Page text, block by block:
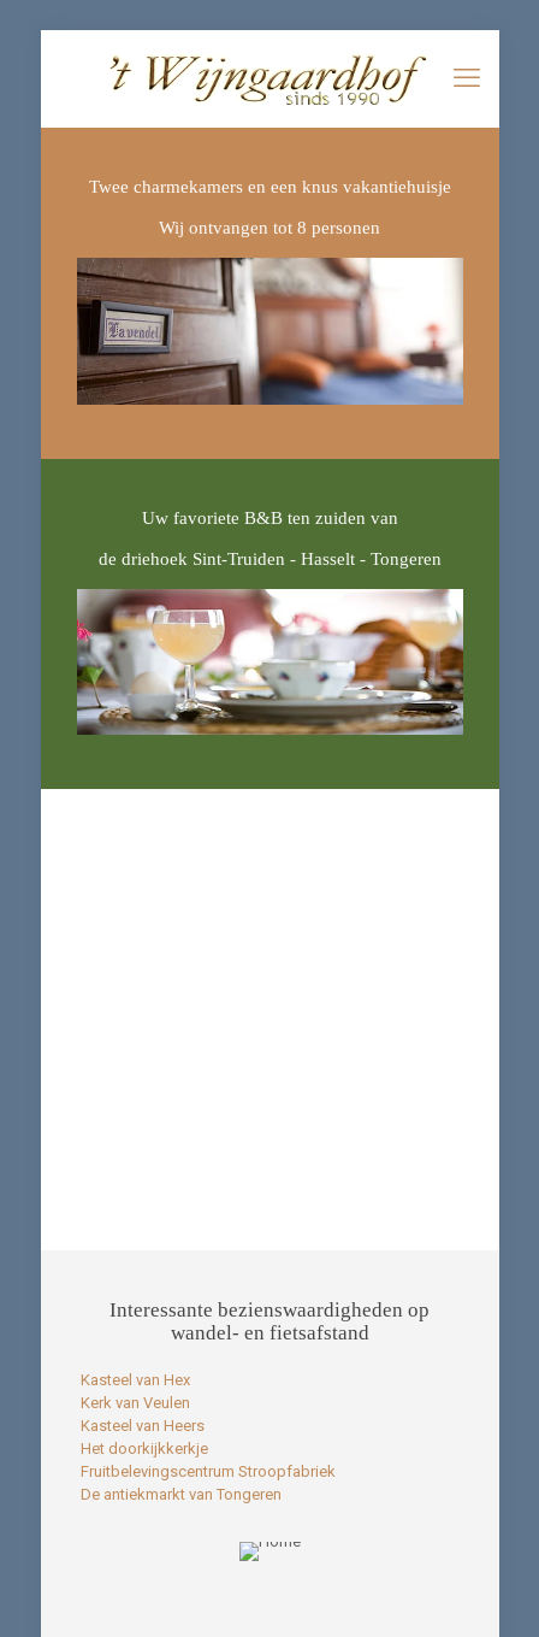
Twee charmekamers en een knus vakantiehuisje
Wij ontvangen tot 8 personen
Uw favoriete B&B ten zuiden van
de driehoek Sint-Truiden - Hasselt - Tongeren
Interessante bezienswaardigheden op
wandel- en fietsafstand
Kasteel van Hex
Kerk van Veulen
Kasteel van Heers
Het doorkijkkerkje
Fruitbelevingscentrum Stroopfabriek
De antiekmarkt van Tongeren